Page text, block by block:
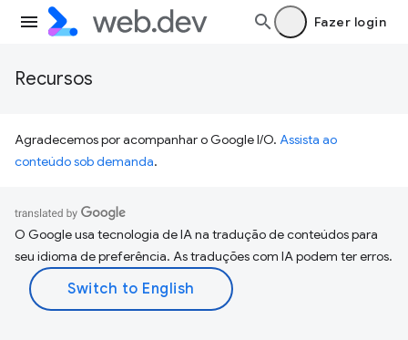
Fazer login
Recursos
Agradecemos por acompanhar o Google I/O. Assista ao
conteúdo sob demanda.
O Google usa tecnologia de IA na tradução de conteúdos para
seu idioma de preferência. As traduções com IA podem ter erros.